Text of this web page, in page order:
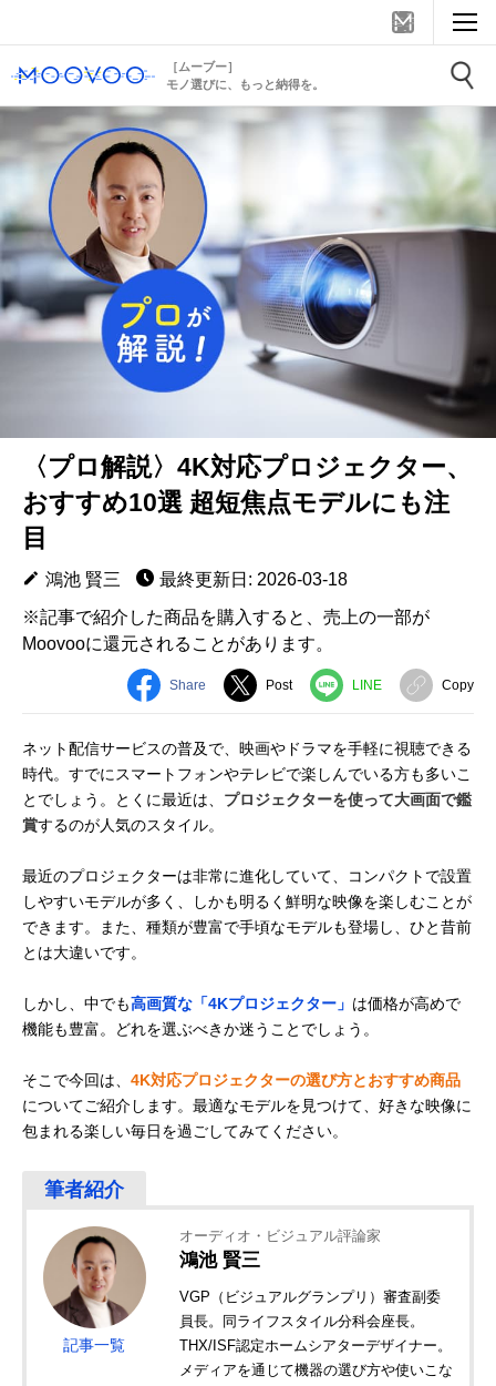
［ムーブー］
モノ選びに、もっと納得を。
〈プロ解説〉4K対応プロジェクター、
おすすめ10選 超短焦点モデルにも注
目
鴻池 賢三
最終更新日: 2026-03-18
※記事で紹介した商品を購入すると、売上の一部が
Moovooに還元されることがあります。
Share Post LINE Copy
ネット配信サービスの普及で、映画やドラマを手軽に視聴できる
時代。すでにスマートフォンやテレビで楽しんでいる方も多いこ
とでしょう。とくに最近は、 プロジェクターを使って大画面で鑑
賞するのが人気のスタイル。
最近のプロジェクターは非常に進化していて、コンパクトで設置
しやすいモデルが多く、しかも明るく鮮明な映像を楽しむことが
できます。また、種類が豊富で手頃なモデルも登場し、ひと昔前
とは大違いです。
しかし、中でも高画質な「4Kプロジェクター」 は価格が高めで
機能も豊富。どれを選ぶべきか迷うことでしょう。
そこで今回は、 4K対応プロジェクターの選び方とおすすめ商品
についてご紹介します。最適なモデルを見つけて、好きな映像に
包まれる楽しい毎日を過ごしてみてください。
記事一覧
オーディオ・ビジュアル評論家
鴻池 賢三
VGP（ビジュアルグランプリ）審査副委
員長。同ライフスタイル分科会座長。
THX/ISF認定ホームシアターデザイナー。
メディアを通じて機器の選び方や使いこな